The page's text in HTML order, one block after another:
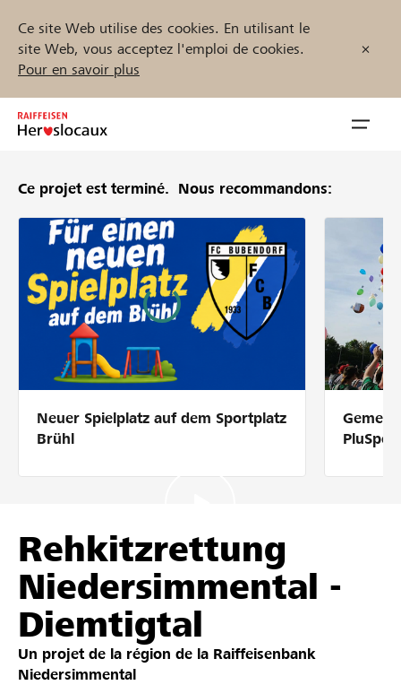
Ce site Web utilise des cookies. En utilisant le
site Web, vous acceptez l'emploi de cookies.
Pour en savoir plus
Inhalt
Parrainer
Soutien & assistance
Partenaires / Banques Raiffeisen
Se connecter
S'inscrire
Trouvez des projets et des organisations
DE FR IT
Ce projet est terminé. Nous recommandons:
Neuer Spielplatz auf dem Sportplatz
Brühl
Rehkitzrettung
Niedersimmental -
Diemtigtal
Un projet de la région de la Raiffeisenbank
Niedersimmental